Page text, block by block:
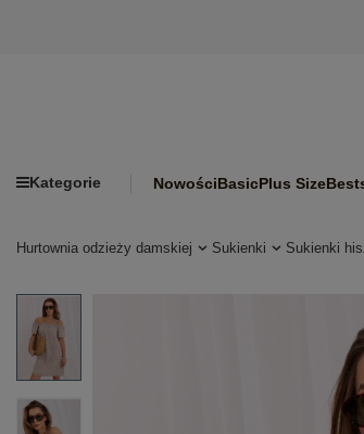
Kategorie NowościBasicPlus Size
Hurtownia odzieży damskiej Sukienki Sukienki